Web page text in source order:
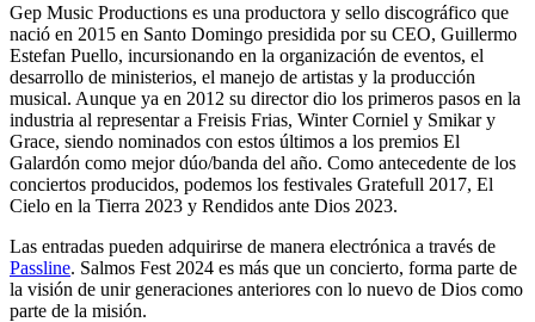
Gep Music Productions es una productora y sello discográfico que
nació en 2015 en Santo Domingo presidida por su CEO, Guillermo
Estefan Puello, incursionando en la organización de eventos, el
desarrollo de ministerios, el manejo de artistas y la producción
musical. Aunque ya en 2012 su director dio los primeros pasos en la
industria al representar a Freisis Frias, Winter Corniel y Smikar y
Grace, siendo nominados con estos últimos a los premios El
Galardón como mejor dúo/banda del año. Como antecedente de los
conciertos producidos, podemos los festivales Gratefull 2017, El
Cielo en la Tierra 2023 y Rendidos ante Dios 2023.
Las entradas pueden adquirirse de manera electrónica a través de
Passline. Salmos Fest 2024 es más que un concierto, forma parte de
la visión de unir generaciones anteriores con lo nuevo de Dios como
parte de la misión.